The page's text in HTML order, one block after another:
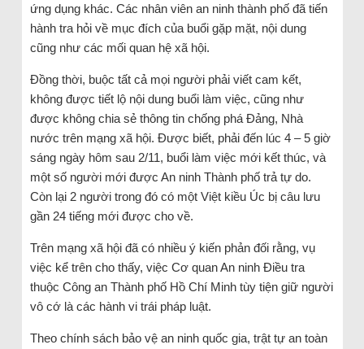
ứng dụng khác. Các nhân viên an ninh thành phố đã tiến
hành tra hỏi về mục đích của buổi gặp mặt, nội dung
cũng như các mối quan hệ xã hội.
Đồng thời, buộc tất cả mọi người phải viết cam kết,
không được tiết lộ nội dung buổi làm việc, cũng như
được không chia sẻ thông tin chống phá Đảng, Nhà
nước trên mạng xã hội. Được biết, phải đến lúc 4 – 5 giờ
sáng ngày hôm sau 2/11, buổi làm việc mới kết thúc, và
một số người mới được An ninh Thành phố trả tự do.
Còn lại 2 người trong đó có một Việt kiều Úc bị câu lưu
gần 24 tiếng mới được cho về.
Trên mạng xã hội đã có nhiều ý kiến phản đối rằng, vụ
việc kể trên cho thấy, việc Cơ quan An ninh Điều tra
thuộc Công an Thành phố Hồ Chí Minh tùy tiện giữ người
vô cớ là các hành vi trái pháp luật.
Theo chính sách bảo vệ an ninh quốc gia, trật tự an toàn